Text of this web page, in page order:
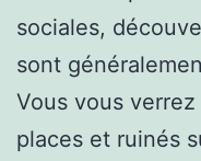
sociales,
sont
Vous vous
places et ruinés